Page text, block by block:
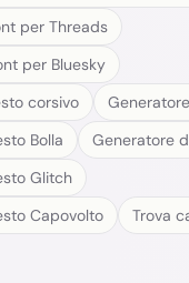
per Threads
per Bluesky
corsivo
Bolla
Generatore
Glitch
Capovolto
Trova